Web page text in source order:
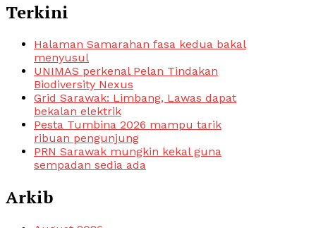
Terkini
Halaman Samarahan fasa kedua bakal
menyusul
UNIMAS perkenal Pelan Tindakan
Biodiversity Nexus
Grid Sarawak: Limbang, Lawas dapat
bekalan elektrik
Pesta Tumbina 2026 mampu tarik
ribuan pengunjung
PRN Sarawak mungkin kekal guna
sempadan sedia ada
Arkib